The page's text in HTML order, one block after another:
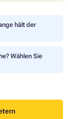
hält der
Wählen Sie